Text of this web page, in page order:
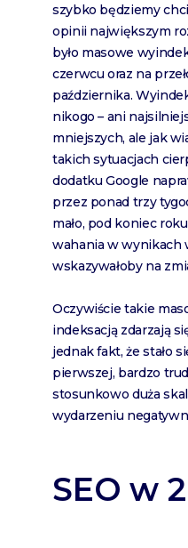
szybko będziemy
opinii największym
było masowe
czerwcu oraz na
października.
nikogo – ani
mniejszych, ale jak
takich sytuacjach
dodatku Google
przez ponad trzy
mało, pod koniec
wahania w wynikach
wskazywałoby na
Oczywiście takie
indeksacją zdarzają
jednak fakt, że stało
pierwszej, bardzo
stosunkowo duża
wydarzeniu
SEO w